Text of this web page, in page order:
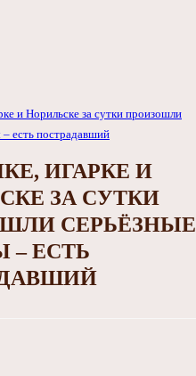
ИГАРКЕ И
ЗА СУТКИ
СЕРЬЁЗНЫЕ
ЕСТЬ